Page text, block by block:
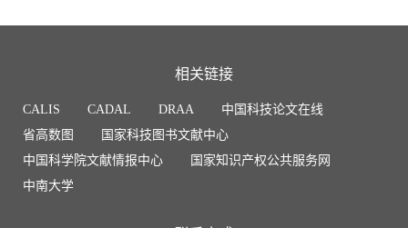
相关链接
CALIS CADAL DRAA
中国科技论文在线
省高数图
国家科技图书文献中心
中国科学院文献情报中心
国家知识产权公共服务网
中南大学